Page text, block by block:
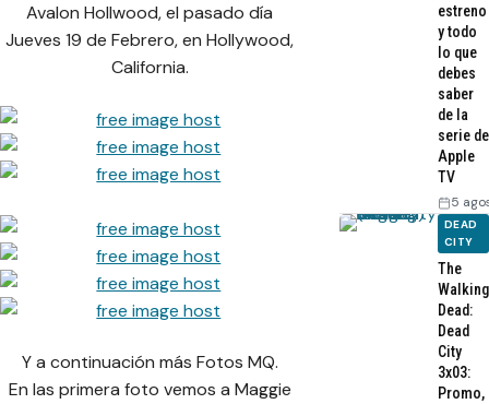
Avalon Hollwood, el pasado día
Jueves 19 de Febrero, en Hollywood,
California.
Y a continuación más Fotos MQ.
En las primera foto vemos a Maggie
estreno
y todo
lo que
debes
saber
de la
serie de
Apple
TV
5
DEAD
CITY
The
Walking
Dead:
Dead
City
3x03:
Promo,